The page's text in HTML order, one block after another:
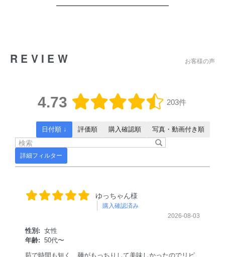
REVIEW お客様の声
4.73 203件
詳細フィルター
日付順 ↓ 評価順 購入確認順 写真・動画付き順
ゆっちゃん様
購入確認済み
2026-08-03
性別: 女性
年齢: 50代〜
茹で時間も短く、麺がもっちりして美味しかったのでリピ